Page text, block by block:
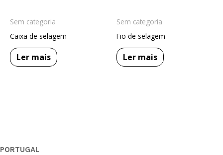
Sem categoria
Caixa de selagem
Ler mais
Sem categoria
Fio de selagem
Ler mais
PORTUGAL